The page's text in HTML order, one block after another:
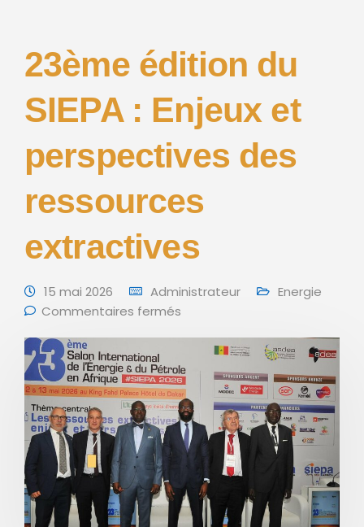
23ème édition du
SIEPA : Enjeux et
perspectives des
ressources
extractives
15 mai 2026 Administrateur
Energie
Commentaires fermés